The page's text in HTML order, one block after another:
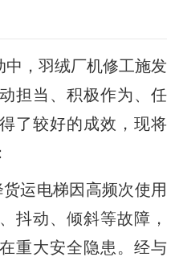
，羽绒厂机修工施发
担当、积极作为、任
了较好的成效，现将
运电梯因高频次使用
抖动、倾斜等故障，
重大安全隐患。经与